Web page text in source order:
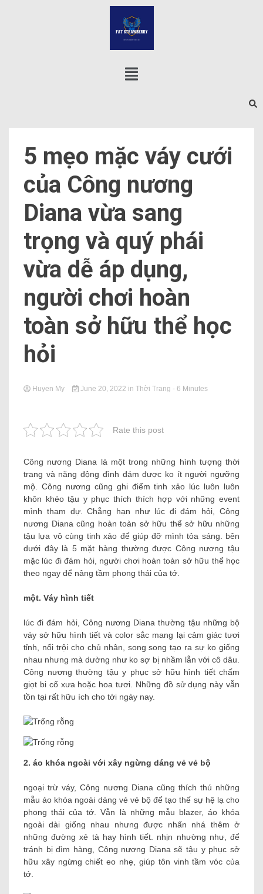
5 mẹo mặc váy cưới
của Công nương
Diana vừa sang
trọng và quý phái
vừa dễ áp ​​dụng,
người chơi hoàn
toàn sở hữu thể học
hỏi
Huyen My June 20, 2022 in Thời Trang - 6 Minutes
Rate this post
Công nương Diana là một trong những hình tượng thời
trang và năng động đình đám được ko ít người ngưỡng
mộ. Công nương cũng ghi điểm tinh xảo lúc luôn luôn
khôn khéo tậu y phục thích thích hợp với những event
mình tham dự. Chẳng hạn như lúc đi đám hỏi, Công
nương Diana cũng hoàn toàn sở hữu thể sở hữu những
tậu lựa vô cùng tinh xảo để giúp đỡ mình tỏa sáng. bên
dưới đây là 5 mặt hàng thường được Công nương tậu
mặc lúc đi đám hỏi, người chơi hoàn toàn sở hữu thể học
theo ngay để nâng tầm phong thái của tớ.
một. Váy hình tiết
lúc đi đám hỏi, Công nương Diana thường tậu những bộ
váy sở hữu hình tiết và color sắc mang lại cảm giác tươi
tỉnh, nổi trội cho chủ nhân, song song tạo ra sự ko giống
nhau nhưng mà dường như ko sợ bị nhầm lẫn với cô dâu.
Công nương thường tậu y phục sở hữu hình tiết chấm
giọt bi cổ xưa hoặc hoa tươi. Những đồ sử dụng này vẫn
tồn tại rất hữu ích cho tới ngày nay.
2. áo khóa ngoài với xây ngừng dáng vẻ vẻ bộ
ngoại trừ váy, Công nương Diana cũng thích thú những
mẫu áo khóa ngoài dáng vẻ vẻ bộ để tạo thế sự hệ lạ cho
phong thái của tớ. Vẫn là những mẫu blazer, áo khóa
ngoài dài giống nhau nhưng được nhấn nhá thêm ở
những đường xẻ tà hay hình tiết. nhịn nhường như, để
tránh bị dìm hàng, Công nương Diana sẽ tậu y phục sở
hữu xây ngừng chiết eo nhẹ, giúp tôn vinh tầm vóc của
tớ.